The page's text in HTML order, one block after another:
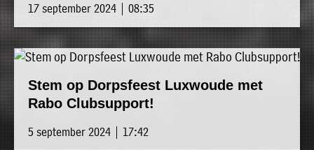
17 september 2024 | 08:35
Stem op Dorpsfeest Luxwoude met
Rabo Clubsupport!
5 september 2024 | 17:42